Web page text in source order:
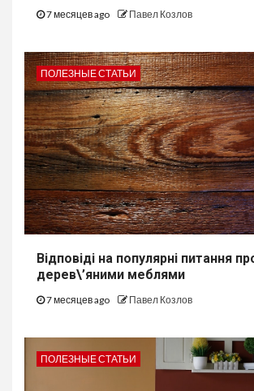
7 месяцев ago Павел Козлов
ПОЛЕЗНЫЕ СТАТЬИ
Відповіді на популярні питання
дерев\’яними меблями
7 месяцев ago Павел Козлов
ПОЛЕЗНЫЕ СТАТЬИ